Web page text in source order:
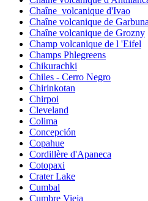
Chaîne_volcanique d'Ivao
Chaîne volcanique de
Chaîne volcanique de Grozny
Champ volcanique de l 'Eifel
Champs Phlegreens
Chikurachki
Chiles - Cerro Negro
Chirinkotan
Chirpoi
Cleveland
Colima
Concepción
Copahue
Cordillère d'Apaneca
Cotopaxi
Crater Lake
Cumbal
Cumbre Vieja